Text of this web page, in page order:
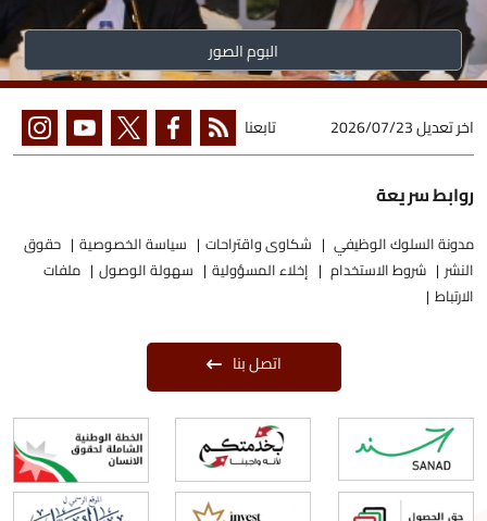
البوم الصور
اخر تعديل2026/07/23 تابعنا
روابط سريعة
مدونة السلوك الوظيفي شكاوى واقتراحات سياسة الخصوصية
حقوق
النشر
شروط الاستخدام إخلاء المسؤولية سهولة الوصول
ملفات
الارتباط
اتصل بنا